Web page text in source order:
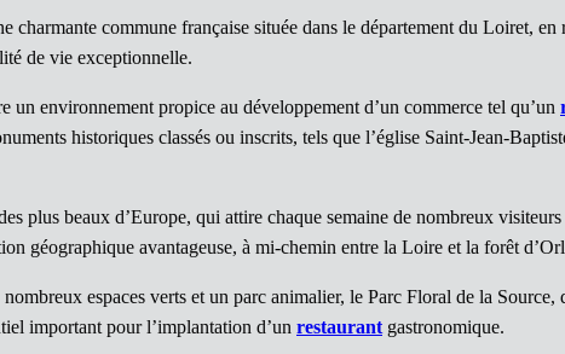
charmante commune française située dans le département du Loiret,
de vie exceptionnelle.
environnement propice au développement d’un commerce tel qu’un
historiques classés ou inscrits, tels que l’église Saint-Jean-
plus beaux d’Europe, qui attire chaque semaine de nombreux
géographique avantageuse, à mi-chemin entre la Loire et la forêt
espaces verts et un parc animalier, le Parc Floral de la
important pour l’implantation d’un restaurant gastronomique.